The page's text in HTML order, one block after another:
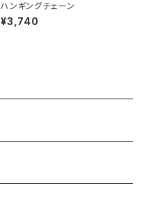
ハンギングチェーン
¥3,740